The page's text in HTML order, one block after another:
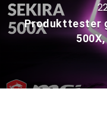
Produkttester